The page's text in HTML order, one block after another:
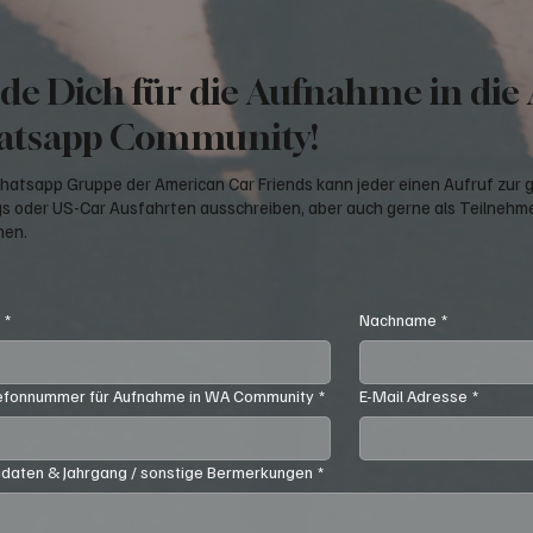
Dich für die Aufnahme in
Community!
Gruppe der American Car Friends kann jeder einen Aufruf zur
oder US-Car Ausfahrten ausschreiben, aber auch gerne als
* Nachname *
für Aufnahme in WA Community * E-Mail Adresse *
& Jahrgang / sonstige Bermerkungen *